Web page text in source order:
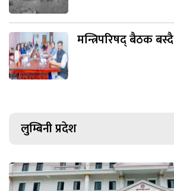
मन्त्रिपरिषद् बैठक बस्दै
लुम्बिनी प्रदेश